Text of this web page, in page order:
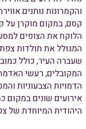
והקמרונות נותנים
קסם, במקום מוקרן על
המגולל את תולדות
שעברה העיר, כולל
הדמויות הצבעוניות
אירועים שונים במקום
היהודית המיוחדת של